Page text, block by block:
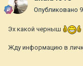
Опубликовано
Эх какой черныш
Жду информацию в